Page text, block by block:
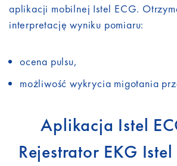
aplikacji mobilnej Istel ECG.
interpretację wyniku pomiaru:
ocena pulsu,
możliwość wykrycia migotania
Aplikacja Istel
Rejestrator EKG